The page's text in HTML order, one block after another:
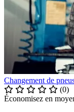
Changement de
(0)
Économisez en